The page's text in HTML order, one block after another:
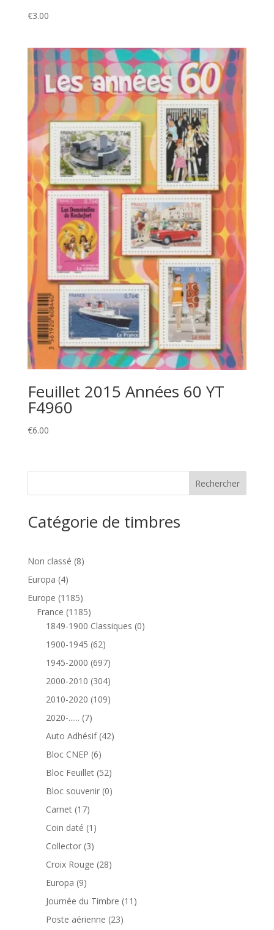
€3.00
Feuillet 2015 Années 60 YT
F4960
€6.00
Catégorie de timbres
Non classé 88
Europa 44
produits
Europe 11851185
produits
France 11851185
produits
1849-1900 Classiques 00
1900-1945 6262
produits
1945-2000 697697
produits
2000-2010 304304
produits
2010-2020 109109
2020-...... 77
produits
Auto Adhésif 4242
Bloc CNEP 66
produits
Bloc Feuillet 5252
produits
Bloc souvenir 00
Carnet 1717
produits
Coin daté 1 1
produit
Collector 33
produits
Croix Rouge 2828
Europa 99
produits
Journée du Timbre 11 11
Poste aérienne 2323